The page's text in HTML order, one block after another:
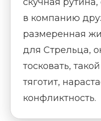
в компанию
размеренная
для Стрельца,
тосковать,
тяготит,
конфликтность.